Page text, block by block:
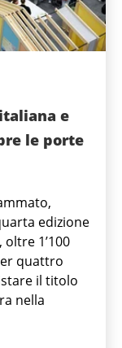
e
le porte
edizione
1’100
quattro
il titolo
nella